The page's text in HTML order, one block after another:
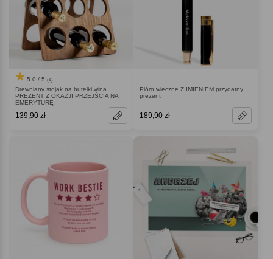
5.0 / 5 (4)
Drewniany stojak na butelki wina
PREZENT Z OKAZJI PRZEJŚCIA NA
EMERYTURĘ
139,90 zł
Pióro wieczne Z IMIENIEM przydatny
prezent
189,90 zł